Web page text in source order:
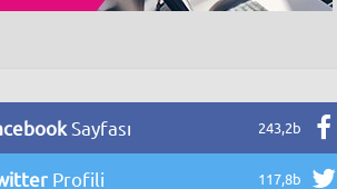
Sayfası 243,2b
Profili 117,8b